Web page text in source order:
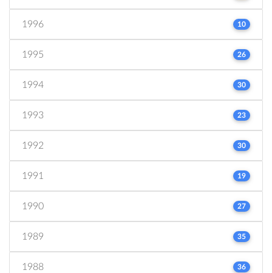
1996 10
1995 26
1994 30
1993 23
1992 30
1991 19
1990 27
1989 35
1988 36